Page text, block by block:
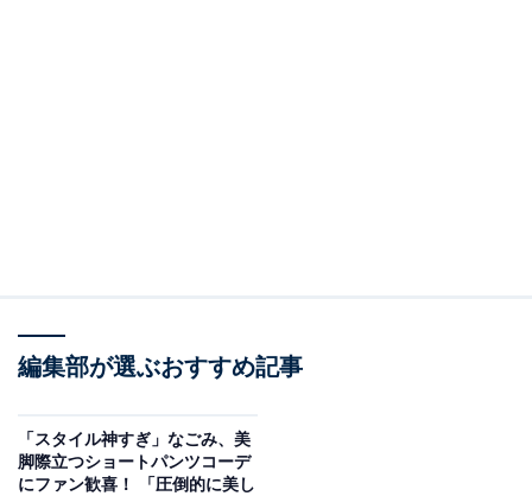
編集部が選ぶおすすめ記事
「スタイル神すぎ」なごみ、美
脚際立つショートパンツコーデ
にファン歓喜！ 「圧倒的に美し